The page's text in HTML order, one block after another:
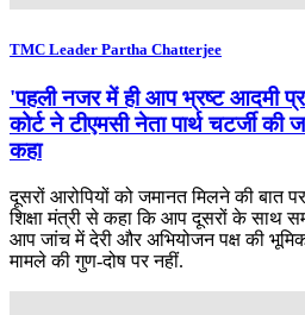
TMC Leader Partha Chatterjee
'पहली नजर में ही आप भ्रष्ट आदमी
कोर्ट ने टीएमसी नेता पार्थ चटर्जी की
कहा
दूसरों आरोपियों को जमानत मिलने की बात
शिक्षा मंत्री से कहा कि आप दूसरों के साथ
आप जांच में देरी और अभियोजन पक्ष की
मामले की गुण-दोष पर नहीं.